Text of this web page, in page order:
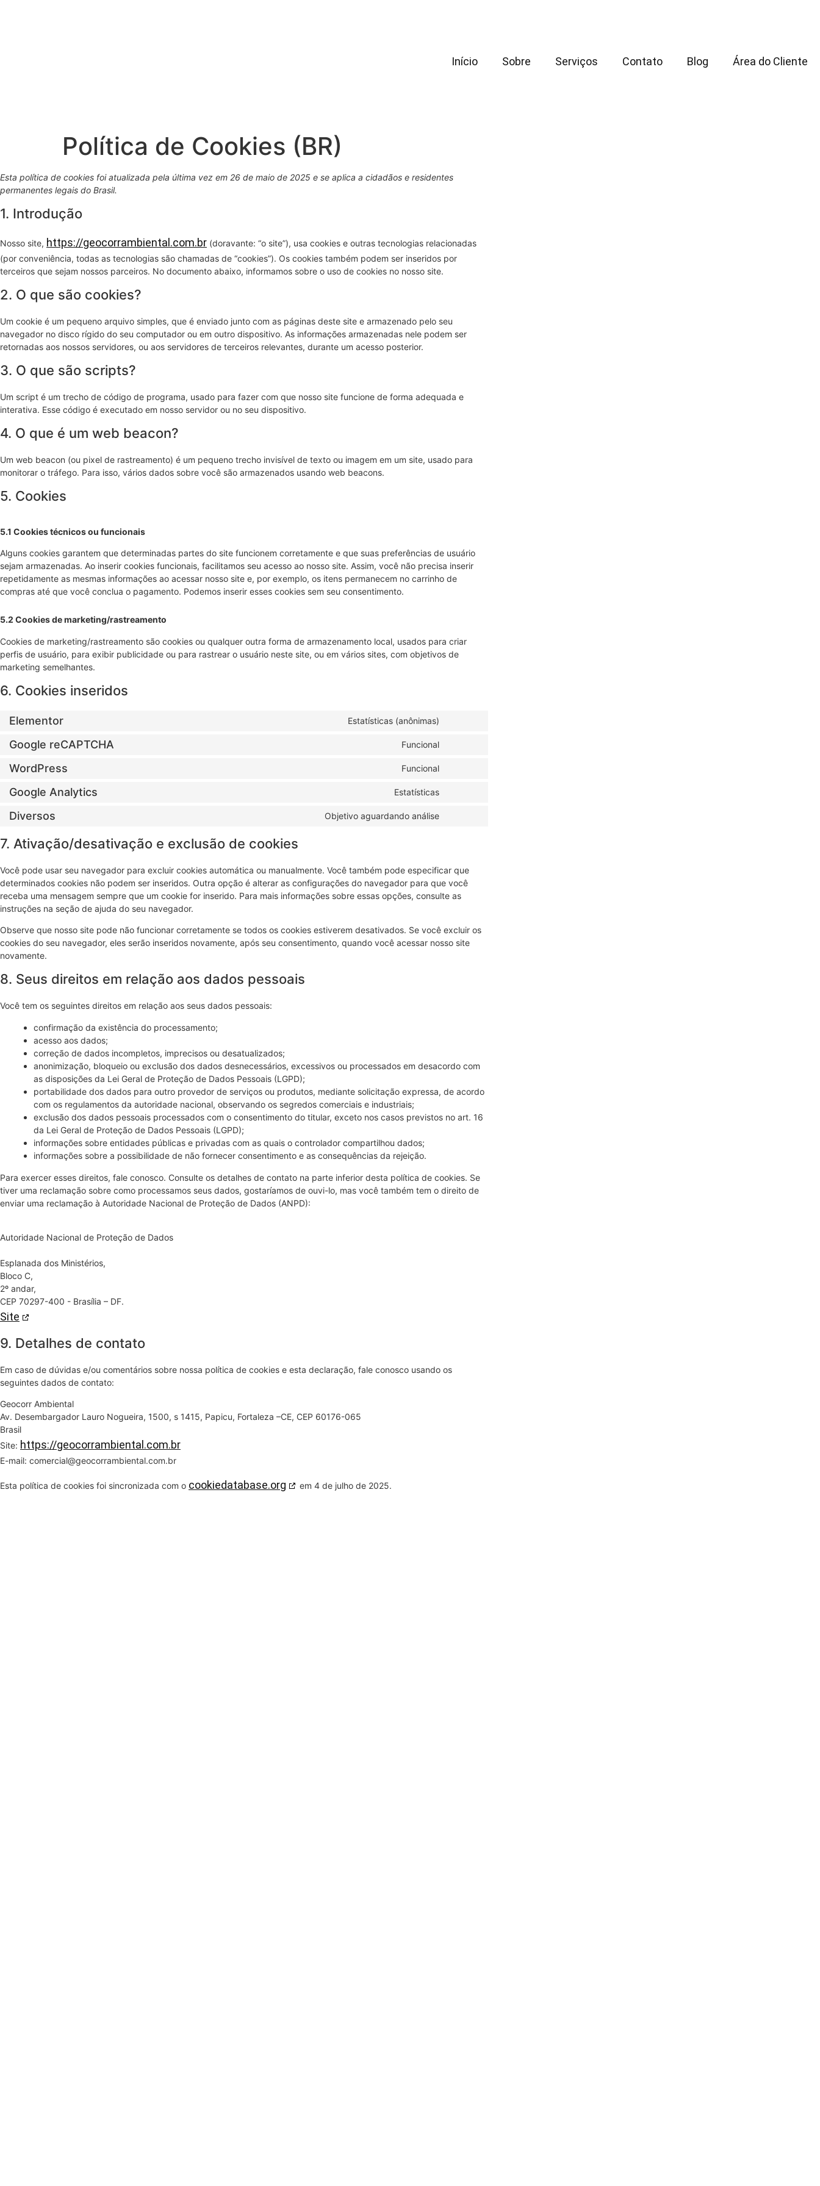
Início Sobre Serviços Contato Blog Área do Cliente
Política de Cookies (BR)
Esta política de cookies foi atualizada pela última vez em 26 de maio de 2025 e se aplica a cidadãos e residentes
permanentes legais do Brasil.
1. Introdução
Nosso site, https://geocorrambiental.com.br (doravante: “o site”), usa cookies e outras tecnologias relacionadas
(por conveniência, todas as tecnologias são chamadas de “cookies”). Os cookies também podem ser inseridos por
terceiros que sejam nossos parceiros. No documento abaixo, informamos sobre o uso de cookies no nosso site.
2. O que são cookies?
Um cookie é um pequeno arquivo simples, que é enviado junto com as páginas deste site e armazenado pelo seu
navegador no disco rígido do seu computador ou em outro dispositivo. As informações armazenadas nele podem ser
retornadas aos nossos servidores, ou aos servidores de terceiros relevantes, durante um acesso posterior.
3. O que são scripts?
Um script é um trecho de código de programa, usado para fazer com que nosso site funcione de forma adequada e
interativa. Esse código é executado em nosso servidor ou no seu dispositivo.
4. O que é um web beacon?
Um web beacon (ou pixel de rastreamento) é um pequeno trecho invisível de texto ou imagem em um site, usado para
monitorar o tráfego. Para isso, vários dados sobre você são armazenados usando web beacons.
5. Cookies
5.1 Cookies técnicos ou funcionais
Alguns cookies garantem que determinadas partes do site funcionem corretamente e que suas preferências de usuário
sejam armazenadas. Ao inserir cookies funcionais, facilitamos seu acesso ao nosso site. Assim, você não precisa inserir
repetidamente as mesmas informações ao acessar nosso site e, por exemplo, os itens permanecem no carrinho de
compras até que você conclua o pagamento. Podemos inserir esses cookies sem seu consentimento.
5.2 Cookies de marketing/rastreamento
Cookies de marketing/rastreamento são cookies ou qualquer outra forma de armazenamento local, usados para criar
perfis de usuário, para exibir publicidade ou para rastrear o usuário neste site, ou em vários sites, com objetivos de
marketing semelhantes.
6. Cookies inseridos
Elementor Estatísticas (anônimas)
Google reCAPTCHA Funcional
WordPress Funcional
Google Analytics Estatísticas
Diversos Objetivo aguardando análise
7. Ativação/desativação e exclusão de cookies
Você pode usar seu navegador para excluir cookies automática ou manualmente. Você também pode especificar que
determinados cookies não podem ser inseridos. Outra opção é alterar as configurações do navegador para que você
receba uma mensagem sempre que um cookie for inserido. Para mais informações sobre essas opções, consulte as
instruções na seção de ajuda do seu navegador.
Observe que nosso site pode não funcionar corretamente se todos os cookies estiverem desativados. Se você excluir os
cookies do seu navegador, eles serão inseridos novamente, após seu consentimento, quando você acessar nosso site
novamente.
8. Seus direitos em relação aos dados pessoais
Você tem os seguintes direitos em relação aos seus dados pessoais:
confirmação da existência do processamento;
acesso aos dados;
correção de dados incompletos, imprecisos ou desatualizados;
anonimização, bloqueio ou exclusão dos dados desnecessários, excessivos ou processados em desacordo com
as disposições da Lei Geral de Proteção de Dados Pessoais (LGPD);
portabilidade dos dados para outro provedor de serviços ou produtos, mediante solicitação expressa, de acordo
com os regulamentos da autoridade nacional, observando os segredos comerciais e industriais;
exclusão dos dados pessoais processados com o consentimento do titular, exceto nos casos previstos no art. 16
da Lei Geral de Proteção de Dados Pessoais (LGPD);
informações sobre entidades públicas e privadas com as quais o controlador compartilhou dados;
informações sobre a possibilidade de não fornecer consentimento e as consequências da rejeição.
Para exercer esses direitos, fale conosco. Consulte os detalhes de contato na parte inferior desta política de cookies. Se
tiver uma reclamação sobre como processamos seus dados, gostaríamos de ouvi-lo, mas você também tem o direito de
enviar uma reclamação à Autoridade Nacional de Proteção de Dados (ANPD):
Autoridade Nacional de Proteção de Dados
Esplanada dos Ministérios,
Bloco C,
2º andar,
CEP 70297-400 - Brasília – DF.
Site
9. Detalhes de contato
Em caso de dúvidas e/ou comentários sobre nossa política de cookies e esta declaração, fale conosco usando os
seguintes dados de contato:
Geocorr Ambiental
Av. Desembargador Lauro Nogueira, 1500, s 1415, Papicu, Fortaleza –CE, CEP 60176-065
Brasil
Site: https://geocorrambiental.com.br
E-mail: comercial@geocorrambiental.com.br
Esta política de cookies foi sincronizada com o cookiedatabase.org em 4 de julho de 2025.